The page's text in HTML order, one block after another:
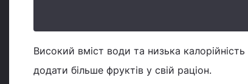
Високий вміст води та низька
додати більше фруктів у свій раціон.